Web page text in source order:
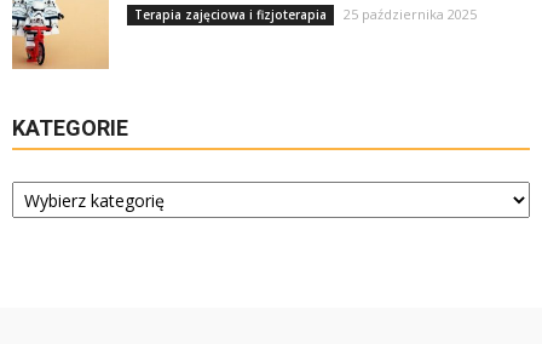
Terapia zajęciowa i fizjoterapia 25 października 2025
KATEGORIE
Kategorie